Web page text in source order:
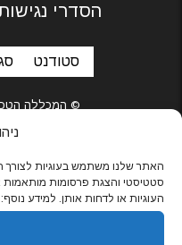
האתר שלנו משתמש בעוגיות לצורך
סטטיסטי והצגת פרסומות
העוגיות או לדחות אותן. למידע נוסף:
הסדרי
סטודנט
© המכללה
בניית אתרים